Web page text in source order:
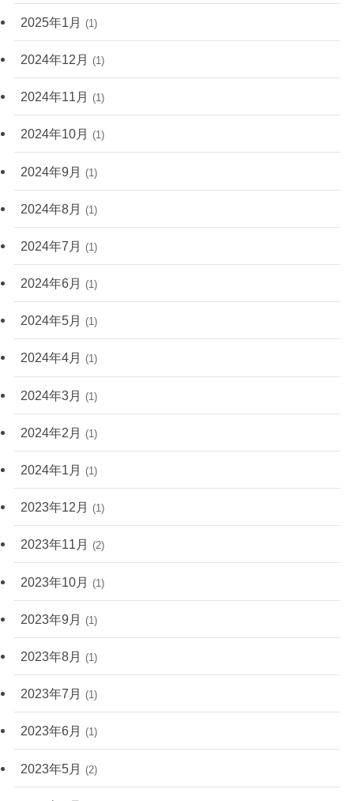
2025年1月 (1)
2024年12月 (1)
2024年11月 (1)
2024年10月 (1)
2024年9月 (1)
2024年8月 (1)
2024年7月 (1)
2024年6月 (1)
2024年5月 (1)
2024年4月 (1)
2024年3月 (1)
2024年2月 (1)
2024年1月 (1)
2023年12月 (1)
2023年11月 (2)
2023年10月 (1)
2023年9月 (1)
2023年8月 (1)
2023年7月 (1)
2023年6月 (1)
2023年5月 (2)